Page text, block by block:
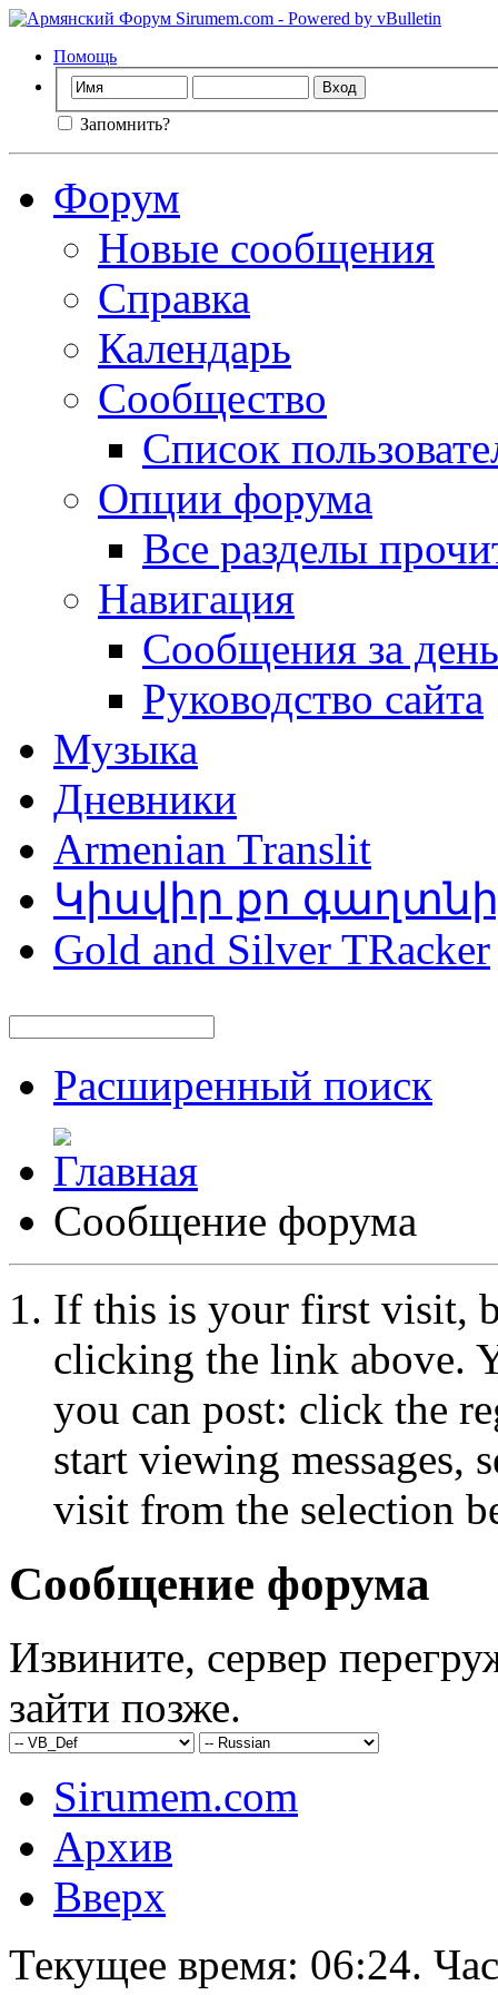
Помощь
Запомнить?
Форум
Новые сообщения
Справка
Календарь
Сообщество
Список
Опции форума
Все разделы
Навигация
Сообщения за день
Руководство сайта
Музыка
Дневники
Armenian Translit
Կիսվիր քո
Gold and Silver TRacker
Расширенный поиск
Сообщение форума
If this is your first visit,
clicking the link above.
you can post: click the
start viewing messages,
visit from the selection
Сообщение форума
Извините, сервер
зайти позже.
Sirumem.com
Архив
Вверх
Текущее время: 06:24.